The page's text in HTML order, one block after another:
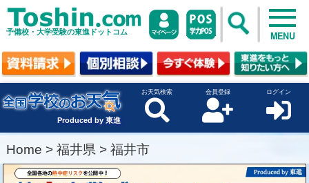
予備校・大学受験の東進ドットコム MENU
Produced by 東進
お天気検索 会員登録 ログイン
Home > 福井県 > 福井市